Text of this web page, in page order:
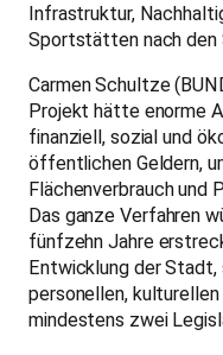
Infrastruktur,
Sportstätten nach den
Carmen Schultze
Projekt hätte enorme
finanziell, sozial und
öffentlichen Geldern,
Flächenverbrauch und
Das ganze Verfahren
fünfzehn Jahre
Entwicklung der Stadt,
personellen,
mindestens zwei